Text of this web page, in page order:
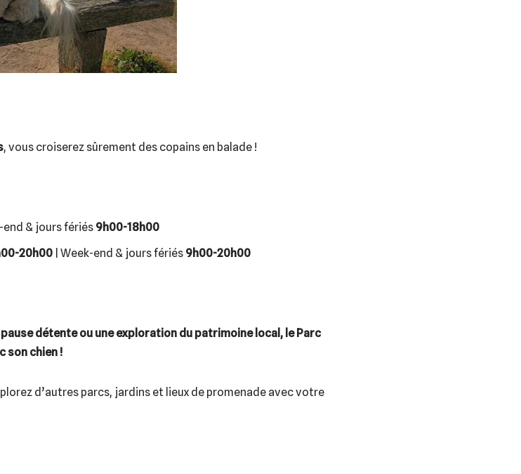
, vous croiserez sûrement des copains en balade !
& jours fériés 9h00-18h00
20h00| Week-end & jours fériés 9h00-20h00
détente ou une exploration du patrimoine local, le Parc
son chien !
d’autres parcs, jardins et lieux de promenade avec votre